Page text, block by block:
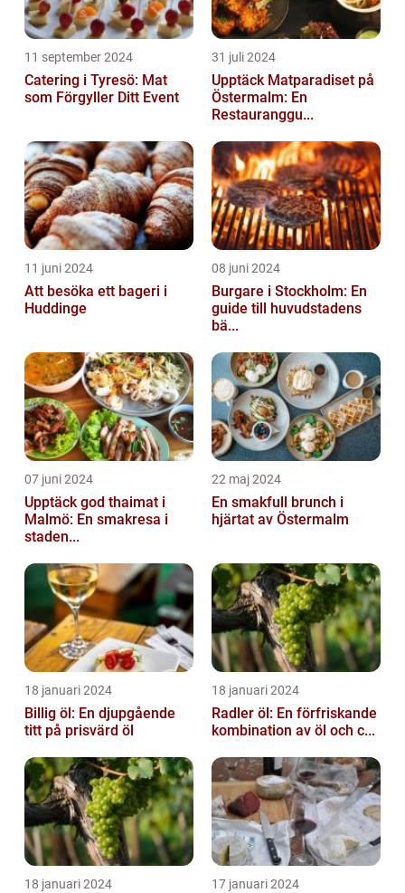
11 september 2024
Catering i Tyresö: Mat
som Förgyller Ditt Event
31 juli 2024
Upptäck Matparadiset på
Östermalm: En
Restauranggu...
11 juni 2024
Att besöka ett bageri i
Huddinge
08 juni 2024
Burgare i Stockholm: En
guide till huvudstadens
bä...
07 juni 2024
Upptäck god thaimat i
Malmö: En smakresa i
staden...
22 maj 2024
En smakfull brunch i
hjärtat av Östermalm
18 januari 2024
Billig öl: En djupgående
titt på prisvärd öl
18 januari 2024
Radler öl: En förfriskande
kombination av öl och c...
18 januari 2024 17 januari 2024